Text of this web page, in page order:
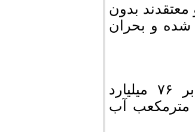
بدون
شده و بحران
حمیدرضا چیت‌چیان حجم سدهای ساخته شده را بالغ بر ۷۶ میلیارد
در حالی‌که بیش از ۴۶ میلیارد مترمکعب آب